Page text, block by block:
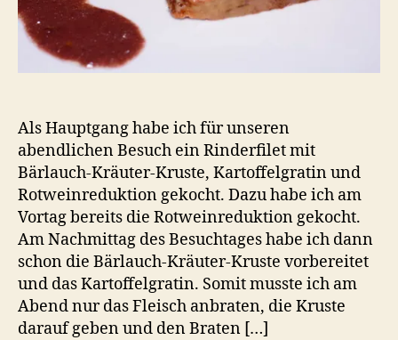
Als Hauptgang habe ich für unseren
abendlichen Besuch ein Rinderfilet mit
Bärlauch-Kräuter-Kruste, Kartoffelgratin und
Rotweinreduktion gekocht. Dazu habe ich am
Vortag bereits die Rotweinreduktion gekocht.
Am Nachmittag des Besuchtages habe ich dann
schon die Bärlauch-Kräuter-Kruste vorbereitet
und das Kartoffelgratin. Somit musste ich am
Abend nur das Fleisch anbraten, die Kruste
darauf geben und den Braten […]